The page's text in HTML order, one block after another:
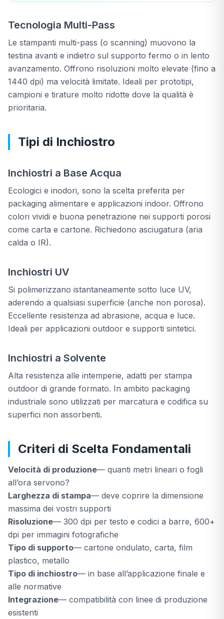
Tecnologia Multi-Pass
Le stampanti multi-pass (o scanning) muovono la
testina avanti e indietro sul supporto fermo o in lento
avanzamento. Offrono risoluzioni molto elevate (fino a
1440 dpi) ma velocità limitate. Ideali per prototipi,
campioni e tirature molto ridotte dove la qualità è
prioritaria.
Tipi di Inchiostro
Inchiostri a Base Acqua
Ecologici e inodori, sono la scelta preferita per
packaging alimentare e applicazioni indoor. Offrono
colori vividi e buona penetrazione nei supporti porosi
come carta e cartone. Richiedono asciugatura (aria
calda o IR).
Inchiostri UV
Si polimerizzano istantaneamente sotto luce UV,
aderendo a qualsiasi superficie (anche non porosa).
Eccellente resistenza ad abrasione, acqua e luce.
Ideali per applicazioni outdoor e supporti sintetici.
Inchiostri a Solvente
Alta resistenza alle intemperie, adatti per stampa
outdoor di grande formato. In ambito packaging
industriale sono utilizzati per marcatura e codifica su
superfici non assorbenti.
Criteri di Scelta Fondamentali
Velocità di produzione— quanti metri lineari o fogli
all’ora servono?
Larghezza di stampa— deve coprire la dimensione
massima dei vostri supporti
Risoluzione— 300 dpi per testo e codici a barre, 600+
dpi per immagini fotografiche
Tipo di supporto— cartone ondulato, carta, film
plastico, metallo
Tipo di inchiostro— in base all’applicazione finale e
alle normative
Integrazione— compatibilità con linee di produzione
esistenti